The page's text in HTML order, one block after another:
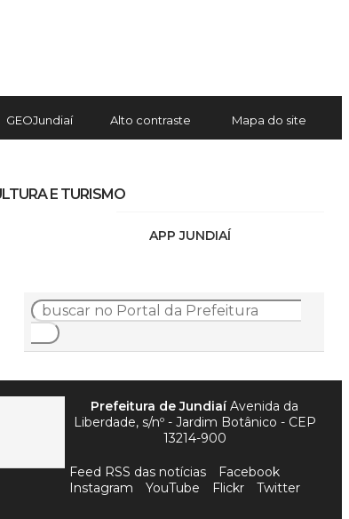
GEOJundiaí Alto contraste Mapa do site
APP JUNDIAÍ
E TURISMO
Prefeitura de JundiaíAvenida da
Liberdade, s/nº - Jardim Botânico - CEP
13214-900
Feed RSS das notícias
Facebook
Instagram
YouTube Flickr Twitter